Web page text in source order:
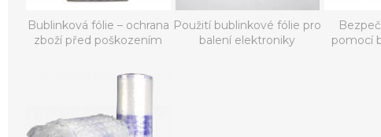
Bublinková fólie – ochrana
zboží před poškozením
Použití bublinkové fólie pro
balení elektroniky
pomocí